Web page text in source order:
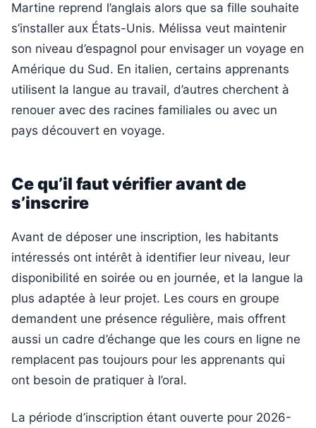
Martine reprend l’anglais alors que sa fille souhaite
s’installer aux États-Unis. Mélissa veut maintenir
son niveau d’espagnol pour envisager un voyage en
Amérique du Sud. En italien, certains apprenants
utilisent la langue au travail, d’autres cherchent à
renouer avec des racines familiales ou avec un
pays découvert en voyage.
Ce qu’il faut vérifier avant de
s’inscrire
Avant de déposer une inscription, les habitants
intéressés ont intérêt à identifier leur niveau, leur
disponibilité en soirée ou en journée, et la langue la
plus adaptée à leur projet. Les cours en groupe
demandent une présence régulière, mais offrent
aussi un cadre d’échange que les cours en ligne ne
remplacent pas toujours pour les apprenants qui
ont besoin de pratiquer à l’oral.
La période d’inscription étant ouverte pour 2026-